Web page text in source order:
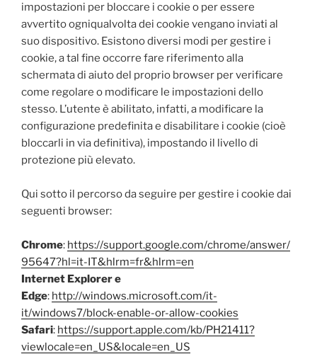
impostazioni per bloccare i cookie o per essere
avvertito ogniqualvolta dei cookie vengano inviati al
suo dispositivo. Esistono diversi modi per gestire i
cookie, a tal fine occorre fare riferimento alla
schermata di aiuto del proprio browser per verificare
come regolare o modificare le impostazioni dello
stesso. L’utente è abilitato, infatti, a modificare la
configurazione predefinita e disabilitare i cookie (cioè
bloccarli in via definitiva), impostando il livello di
protezione più elevato.
Qui sotto il percorso da seguire per gestire i cookie dai
seguenti browser:
Chrome: https://support.google.com/chrome/answer/
95647?hl=it-IT&hlrm=fr&hlrm=en
Internet Explorer e
Edge: http://windows.microsoft.com/it-
it/windows7/block-enable-or-allow-cookies
Safari: https://support.apple.com/kb/PH21411?
viewlocale=en_US&locale=en_US